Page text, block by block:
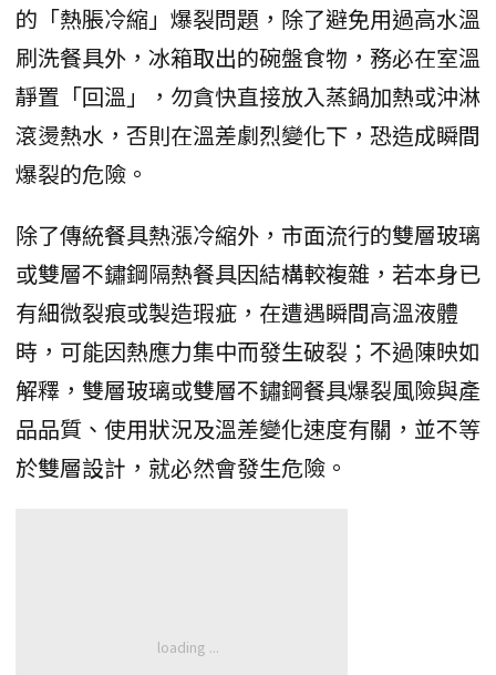
的「熱脹冷縮」爆裂問題，除了避免用過高水溫
刷洗餐具外，冰箱取出的碗盤食物，務必在室溫
靜置「回溫」，勿貪快直接放入蒸鍋加熱或沖淋
滾燙熱水，否則在溫差劇烈變化下，恐造成瞬間
爆裂的危險。
除了傳統餐具熱漲冷縮外，市面流行的雙層玻璃
或雙層不鏽鋼隔熱餐具因結構較複雜，若本身已
有細微裂痕或製造瑕疵，在遭遇瞬間高溫液體
時，可能因熱應力集中而發生破裂；不過陳映如
解釋，雙層玻璃或雙層不鏽鋼餐具爆裂風險與產
品品質、使用狀況及溫差變化速度有關，並不等
於雙層設計，就必然會發生危險。